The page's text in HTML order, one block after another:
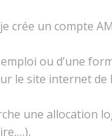
crée un compte
ou d’une
le site internet de
une allocation